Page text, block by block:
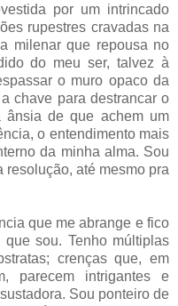
por um intrincado
rupestres cravadas na
milenar que repousa no
do meu ser, talvez à
o muro opaco da
chave para destrancar o
ânsia de que achem um
o entendimento mais
da minha alma. Sou
até mesmo pra
que me abrange e fico
sou. Tenho múltiplas
crenças que, em
parecem intrigantes e
Sou ponteiro de